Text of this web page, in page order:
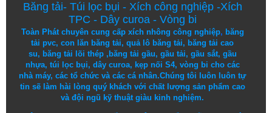
Băng tải- Túi lọc bụi - Xích công nghiệp-Xích
TPC - Dây curoa- Vòng bi
Toàn Phát chuyên cung cấp xích nhông công nghiệp, băng
tải pvc,con lăn băng tải,quả lô băng tải, băng tải cao
su, băng tải lõi thép, băng tải gầu, gầu tải, gầu sắt, gầu
nhựa, túi lọc bụi, dây curoa, kẹp nối S4, vòng bi cho các
nhà máy, các tổ chức và các cá nhân.Chúng tôi luôn luôn tự
tin sẽ làm hài lòng quý khách với chất lượng sảnphẩm cao
vàđội ngũ kỹ thuậtgiàu kinh nghiệm.